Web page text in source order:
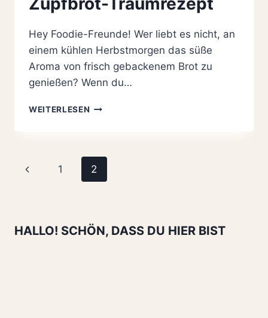
Hey Foodie-Freunde! Wer liebt es nicht, an
einem kühlen Herbstmorgen das süße
Aroma von frisch gebackenem Brot zu
genießen? Wenn du…
WEITERLESEN PUMPKIN
DEIN
HERBSTLICHES
ZUPFBROT-
Seitennavigation
Vorherige
1 2
HALLO! SCHÖN, DASS DU HIER BIST